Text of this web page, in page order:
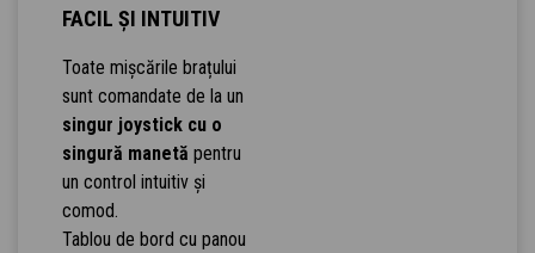
FACIL ȘI INTUITIV
Toate mișcările brațului
sunt comandate de la un
singur joystick cu o
singură manetă pentru
un control intuitiv și
comod.
Tablou de bord cu panou